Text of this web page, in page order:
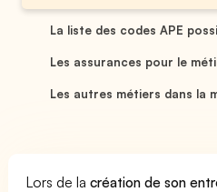
La liste des codes APE
Les assurances pour le
Les autres métiers dans la
Lors de lacréation de son